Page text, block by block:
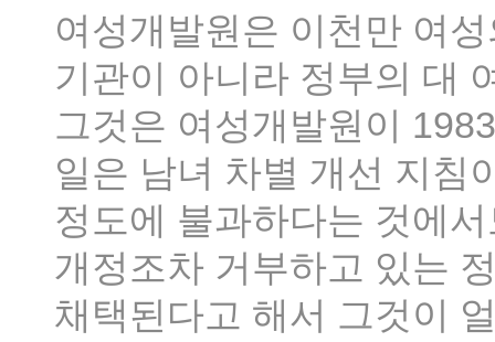
여성개발원은 이천만 여
기관이 아니라 정부의 대
그것은 여성개발원이
일은 남녀 차별 개선 지침
정도에 불과하다는 것에
개정조차 거부하고 있는
채택된다고 해서 그것이